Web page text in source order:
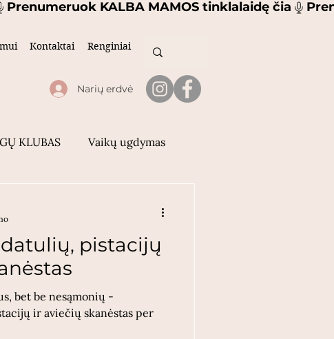
Kontaktai Renginiai
Narių erdvė
KLUBAS Vaikų ugdymas
pistacijų
bet be nesąmonių -
ir aviečių skanėstas per